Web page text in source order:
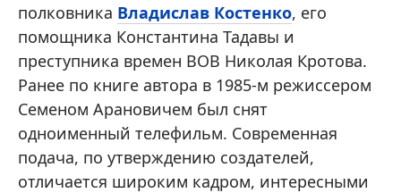
полковника Владислав Костенко, его
помощника Константина Тадавы и
преступника времен ВОВ Николая Кротова.
Ранее по книге автора в 1985-м режиссером
Семеном Арановичем был снят
одноименный телефильм. Современная
подача, по утверждению создателей,
отличается широким кадром, интересными